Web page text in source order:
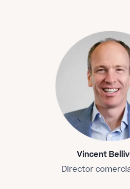
Vincent
Director